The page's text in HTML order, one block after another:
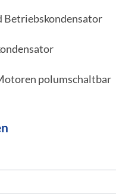
Betriebskondensator
polumschaltbar